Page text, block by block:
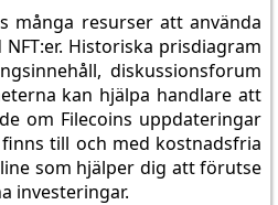
många resurser att använda
Historiska prisdiagram
diskussionsforum
kan hjälpa handlare att
om Filecoins uppdateringar
till och med kostnadsfria
som hjälper dig att förutse
investeringar.